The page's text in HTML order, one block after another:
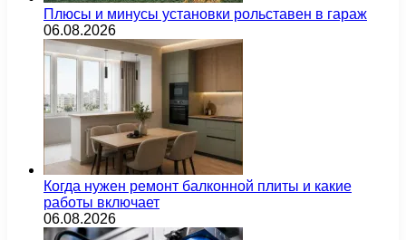
Плюсы и минусы установки рольставен в гараж
06.08.2026
Когда нужен ремонт балконной плиты и какие
работы включает
06.08.2026